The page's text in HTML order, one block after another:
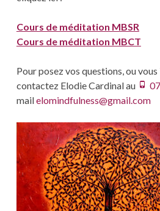
Cours de méditation MBSR
Cours de méditation MBCT
Pour posez vos questions, ou
contactez Elodie Cardinal au
mailelomindfulness@gmail.com